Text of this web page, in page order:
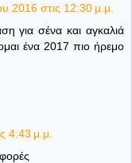
2016 στις 12:30 μ.μ.
για σένα και αγκαλιά
ένα 2017 πιο ήρεμο
4:43 μ.μ.